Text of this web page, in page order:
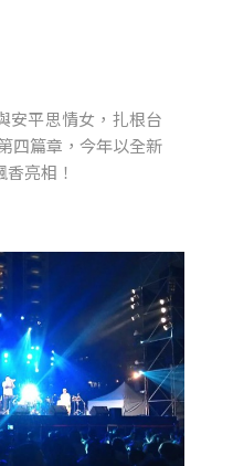
安平思情女，扎根台
四篇章，今年以全新
亮相！